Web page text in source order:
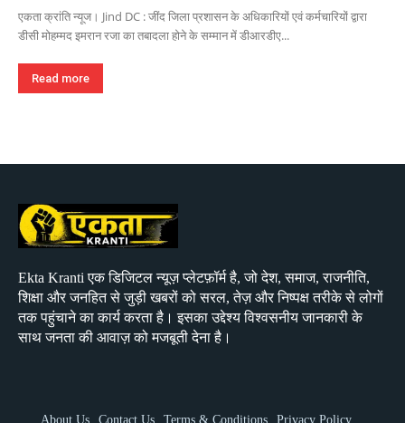
एकता क्रांति न्यूज। Jind DC : जींद जिला प्रशासन के अधिकारियों एवं कर्मचारियों द्वारा
डीसी मोहम्मद इमरान रजा का तबादला होने के सम्मान में डीआरडीए...
Read more
Ekta Kranti एक डिजिटल न्यूज़ प्लेटफ़ॉर्म है, जो देश, समाज, राजनीति,
शिक्षा और जनहित से जुड़ी खबरों को सरल, तेज़ और निष्पक्ष तरीके से लोगों
तक पहुंचाने का कार्य करता है। इसका उद्देश्य विश्वसनीय जानकारी के
साथ जनता की आवाज़ को मजबूती देना है।
About Us Contact Us Terms & Conditions Privacy Policy